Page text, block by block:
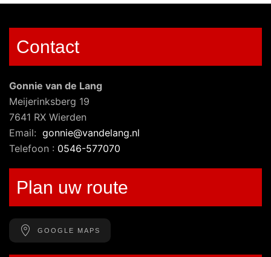
Contact
Gonnie van de Lang
Meijerinksberg 19
7641 RX Wierden
Email: gonnie@vandelang.nl
Telefoon : 0546-577070
Plan uw route
GOOGLE MAPS